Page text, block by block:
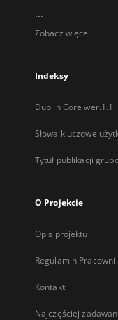
...
Zobacz więcej
Indeksy
Dublin Core wer.1.1
Słowa kluczowe
Tytuł publikacji
O Projekcie
Opis projektu
Regulamin
Kontakt
Najczęściej